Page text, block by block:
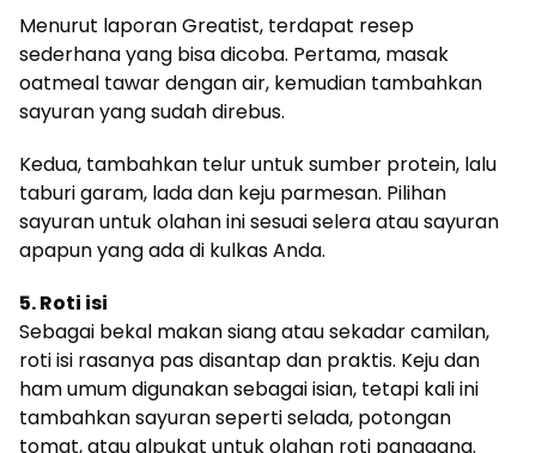
Menurut laporan Greatist, terdapat resep
sederhana yang bisa dicoba. Pertama, masak
oatmeal tawar dengan air, kemudian tambahkan
sayuran yang sudah direbus.
Kedua, tambahkan telur untuk sumber protein, lalu
taburi garam, lada dan keju parmesan. Pilihan
sayuran untuk olahan ini sesuai selera atau sayuran
apapun yang ada di kulkas Anda.
5. Roti isi
Sebagai bekal makan siang atau sekadar camilan,
roti isi rasanya pas disantap dan praktis. Keju dan
ham umum digunakan sebagai isian, tetapi kali ini
tambahkan sayuran seperti selada, potongan
tomat, atau alpukat untuk olahan roti panggang.